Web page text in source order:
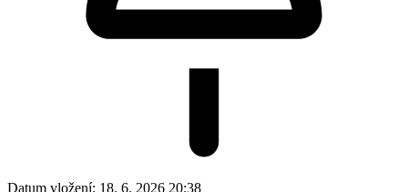
Datum vložení: 18. 6. 2026 20:38